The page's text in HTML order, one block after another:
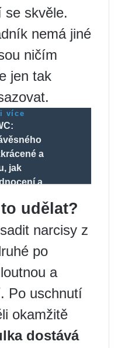
skvěle.
nemá jiné
ničím
jen tak
více
a
jak
a
udělat?
narcisy z
po
a
Po uschnutí
okamžitě
dostává